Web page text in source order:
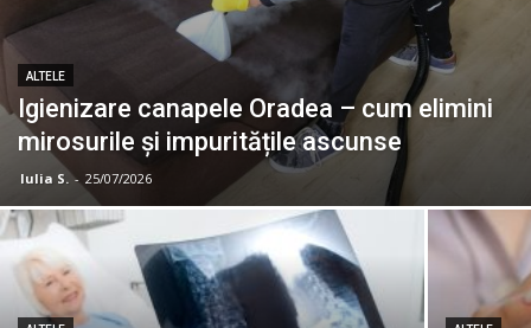
ALTELE
Igienizare canapele Oradea – cum elimini
mirosurile și impuritățile ascunse
Iulia S. - 25/07/2026